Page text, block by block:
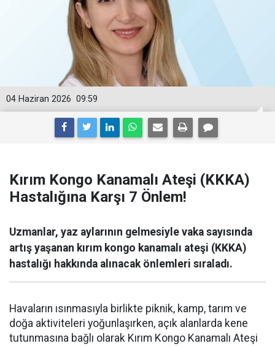
09:59
04 Haziran 2026
Kırım Kongo Kanamalı Ateşi (KKKA)
Hastalığına Karşı 7 Önlem!
Uzmanlar, yaz aylarının gelmesiyle vaka sayısında
artış yaşanan kırım kongo kanamalı ateşi (KKKA)
hastalığı hakkında alınacak önlemleri sıraladı.
Havaların ısınmasıyla birlikte piknik, kamp, tarım ve
doğa aktiviteleri yoğunlaşırken, açık alanlarda kene
tutunmasına bağlı olarak Kırım Kongo Kanamalı Ateşi